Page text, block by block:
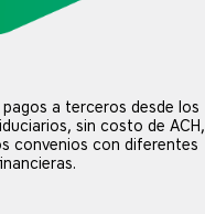
a terceros desde los
sin costo de ACH,
convenios con diferentes